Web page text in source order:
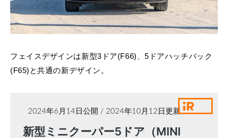
フェイスデザインは新型3ドア(F66)、5ドアハッチバック
(F65)と共通の新デザイン。